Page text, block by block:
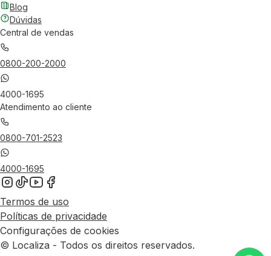
Blog
Dúvidas
Central de vendas
0800-200-2000
4000-1695
Atendimento ao cliente
0800-701-2523
4000-1695
Termos de uso
Políticas de privacidade
Configurações de cookies
© Localiza - Todos os direitos reservados.